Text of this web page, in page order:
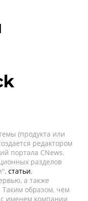
(продукта или
редактором
портала CNews.
разделов
статьи,
а также
Таким образом, чем
именем компании